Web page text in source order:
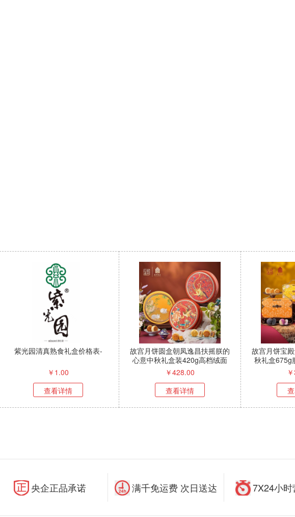
紫光园清真熟食礼盒价格表-
￥ 1.00
查看详情
故宫月饼圆盒朝凤逸昌扶摇朕的
心意中秋礼盒装420g高档绒面
刺绣盒
￥428.00
查看详情
故宫月饼宝
秋礼盒675g
￥
央企正品承诺 满千免运费 次日送达 7X24小